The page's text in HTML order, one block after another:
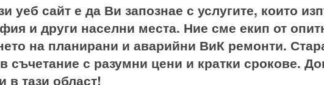
уеб сайт е да Ви запознае с услугите, които
и други населни места. Ние сме екип от
на планирани и аварийни ВиК ремонти.
съчетание с разумни цени и кратки срокове.
в тази област!